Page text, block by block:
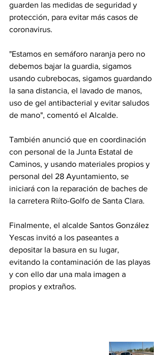
guarden las medidas de seguridad y
protección, para evitar más casos de
coronavirus.
"Estamos en semáforo naranja pero no
debemos bajar la guardia, sigamos
usando cubrebocas, sigamos guardando
la sana distancia, el lavado de manos,
uso de gel antibacterial y evitar saludos
de mano", comentó el Alcalde.
También anunció que en coordinación
con personal de la Junta Estatal de
Caminos, y usando materiales propios y
personal del 28 Ayuntamiento, se
iniciará con la reparación de baches de
la carretera Riíto-Golfo de Santa Clara.
Finalmente, el alcalde Santos González
Yescas invitó a los paseantes a
depositar la basura en su lugar,
evitando la contaminación de las playas
y con ello dar una mala imagen a
propios y extraños.